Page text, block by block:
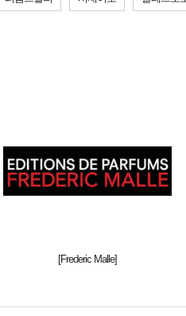
[Frederic Malle]